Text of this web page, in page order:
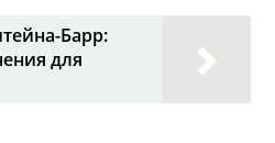
Барр:
для